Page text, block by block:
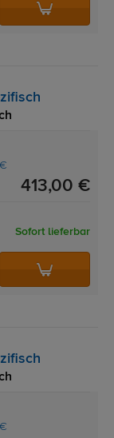
413,00 €
Sofort lieferbar